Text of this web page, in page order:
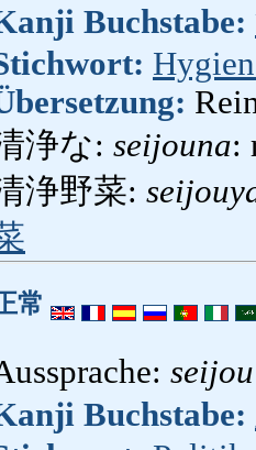
Buchstabe:
浄な: seijouna:
浄野菜:
常
seijou
Buchstabe: